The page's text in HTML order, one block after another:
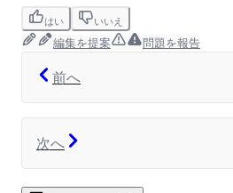
はい いいえ
編集を提案 問題を報告
前へ
次へ